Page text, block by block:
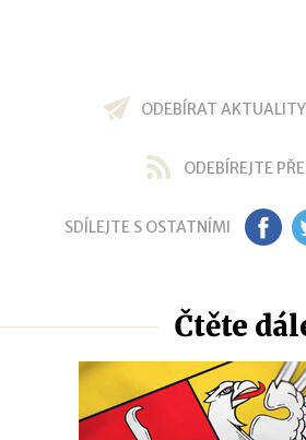
ODEBÍRAT
ODEBÍREJTE
SDÍLEJTE S OSTATNÍMI FB
Čtěte